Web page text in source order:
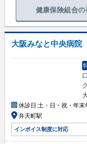
健康保険組合
大阪みなと中央病院
休診日:土・日・祝・年末
弁天町駅
インボイス制度に対応